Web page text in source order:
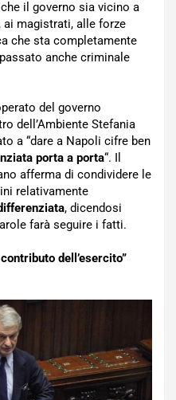
il governo sia vicino a
ai magistrati, alle forze
che sta completamente
anche criminale
del governo
dell’Ambiente Stefania
a “dare a Napoli cifre ben
porta a porta“. Il
afferma di condividere le
relativamente
, dicendosi
farà seguire i fatti.
dell’esercito”